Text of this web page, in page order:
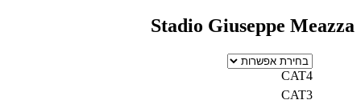
Stadio Giuseppe Meazza
CAT4
CAT3